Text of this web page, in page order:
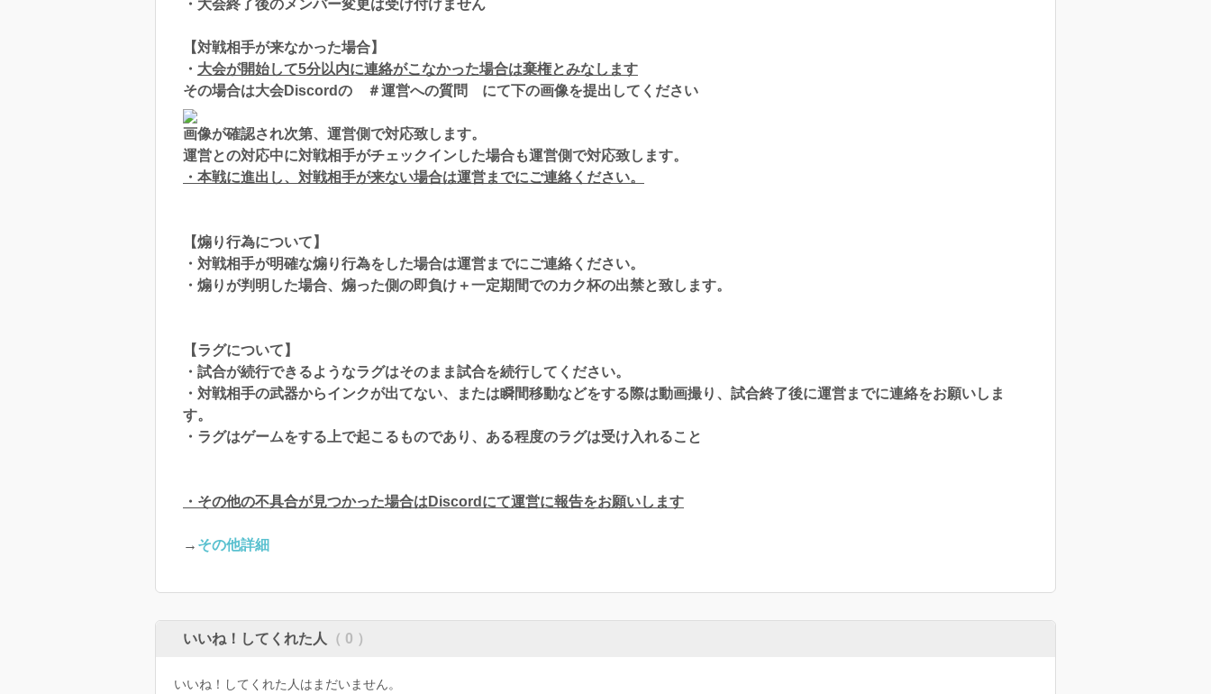
・大会終了後のメンバー変更は受け付けません
【対戦相手が来なかった場合】
・ 大会が開始して5分以内に連絡がこなかった場合は棄権とみなします
その場合は大会Discordの ＃運営への質問 にて下の画像を提出してください
画像が確認され次第、運営側で対応致します。
運営との対応中に対戦相手がチェックインした場合も運営側で対応致します。
・本戦に進出し、対戦相手が来ない場合は運営までにご連絡ください。
【煽り行為について】
・対戦相手が明確な煽り行為をした場合は運営までにご連絡ください。
・煽りが判明した場合、煽った側の即負け＋一定期間でのカク杯の出禁と致します。
【ラグについて】
・試合が続行できるようなラグはそのまま試合を続行してください。
・対戦相手の武器からインクが出てない、または瞬間移動などをする際は動画撮り、試合終了後に運営までに連絡をお願いしま
す。
・ラグはゲームをする上で起こるものであり、ある程度のラグは受け入れること
・その他の不具合が見つかった場合はDiscordにて運営に報告をお願いします
→ その他詳細
いいね！してくれた人 （ 0 ）
いいね！してくれた人はまだいません。